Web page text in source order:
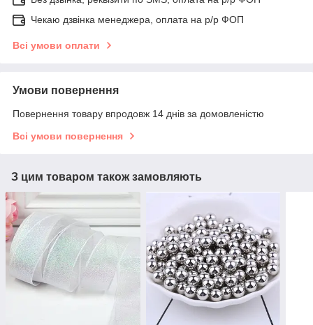
Чекаю дзвінка менеджера, оплата на р/р ФОП
Всі умови оплати
Умови повернення
Повернення товару впродовж 14 днів за домовленістю
Всі умови повернення
З цим товаром також замовляють